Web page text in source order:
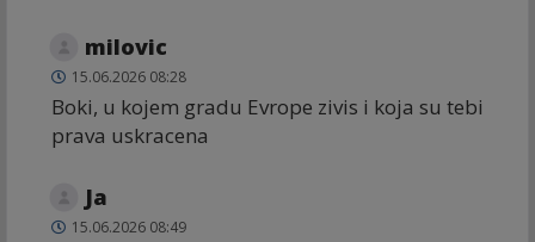
milovic
15.06.2026 08:28
Boki, u kojem gradu Evrope zivis i koja su tebi
prava uskracena
Ja
15.06.2026 08:49